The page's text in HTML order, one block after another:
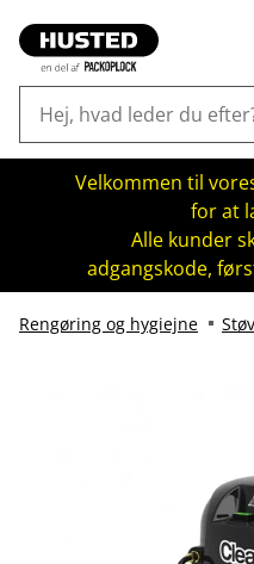
Velkommen til
for at
Alle kunder
adgangskode,
Rengøring og hygiejne